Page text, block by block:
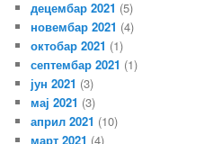
децембар 2021 (5)
новембар 2021 (4)
октобар 2021 (1)
септембар 2021 (1)
јун 2021 (3)
мај 2021 (3)
април 2021 (10)
март 2021 (4)